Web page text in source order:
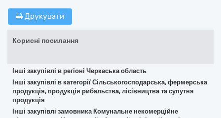
Друкувати
Корисні посилання
Інші закупівлі в регіоні Черкаська область
Інші закупівлі в категорії Сільськогосподарська, фермерська
продукція, продукція рибальства, лісівництва та супутня
продукція
Інші закупівлі замовника Комунальне некомерційне